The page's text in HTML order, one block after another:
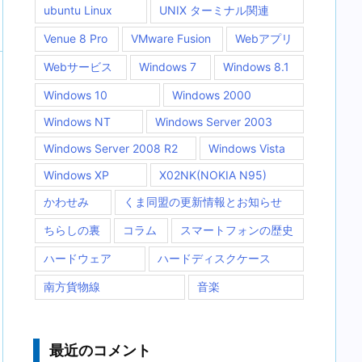
ubuntu Linux UNIX ターミナル関連
Venue 8 Pro VMware Fusion Webアプリ
Webサービス Windows 7 Windows 8.1
Windows 10
Windows 2000
Windows NT
Windows Server 2003
Windows Server 2008 R2
Windows Vista
Windows XP
X02NK(NOKIA N95)
かわせみ
くま同盟の更新情報とお知らせ
ちらしの裏 コラム スマートフォンの歴史
ハードウェア ハードディスクケース
南方貨物線 音楽
最近のコメント